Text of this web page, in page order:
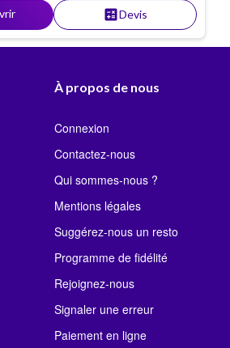
calculateDevis
À propos de nous
Connexion
Contactez-nous
Qui sommes-nous ?
Mentions légales
Suggérez-nous un resto
Programme de fidélité
Rejoignez-nous
Signaler une erreur
Paiement en ligne